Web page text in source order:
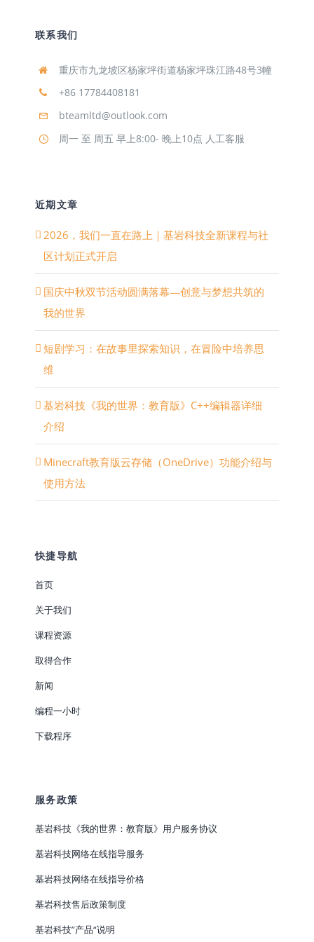
联系我们
重庆市九龙坡区杨家坪街道杨家坪珠江路48号3幢
+86 17784408181
bteamltd@outlook.com
周一 至 周五 早上8:00- 晚上10点 人工客服
近期文章
2026，我们一直在路上｜基岩科技全新课程与社
区计划正式开启
国庆中秋双节活动圆满落幕—创意与梦想共筑的
我的世界
短剧学习：在故事里探索知识，在冒险中培养思
维
基岩科技《我的世界：教育版》C++编辑器详细
介绍
Minecraft教育版云存储（OneDrive）功能介绍与
使用方法
快捷导航
首页
关于我们
课程资源
取得合作
新闻
编程一小时
下载程序
服务政策
基岩科技《我的世界：教育版》用户服务协议
基岩科技网络在线指导服务
基岩科技网络在线指导价格
基岩科技售后政策制度
基岩科技”产品“说明